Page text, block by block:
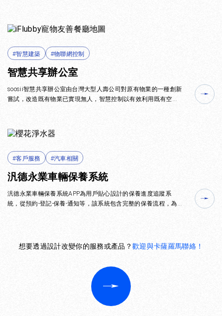
#智慧建築 #物聯網控制
智慧共享辦公室
soosii智慧共享辦公室由台灣大型人壽公司對原有物業的一種創新
嘗試，改造既有物業已實現無人，智慧控制以有效利用既有空
#客戶服務 #汽車相關
汎德永業車輛保養系統
汎德永業車輛保養系統APP為用戶貼心設計的保養進度追蹤系
統，從預約-登記-保養-通知等，該系統包含完整的保養流程，為
想要透過設計改變你的服務或產品？歡迎與卡薩羅馬聯絡！